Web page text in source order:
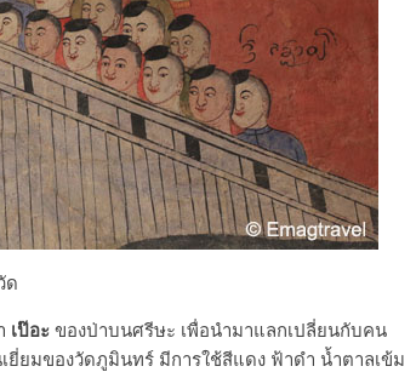
ด
เป๊อะ ของป่าบนศรีษะ เพื่อนำมาแลกเปลี่ยนกับคน
ยี่ยมของวัดภูมินทร์ มีการใช้สีแดง ฟ้าดำ น้ำตาลเข้ม